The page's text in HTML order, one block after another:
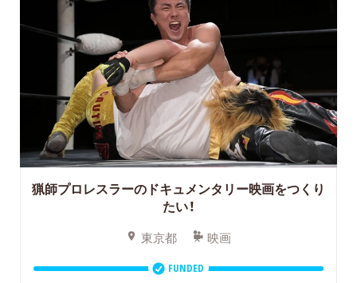
猟師プロレスラーのドキュメンタリー映画をつくり
たい！
東京都 映画
FUNDED